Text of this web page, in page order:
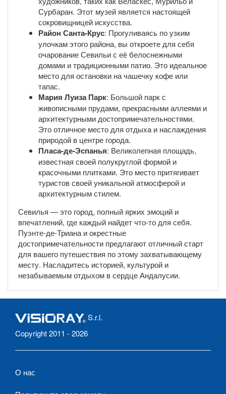
Сурбаран. Этот музей является настоящей
сокровищницей искусства.
Район Санта-Крус: Прогуливаясь по узким
улочкам этого района, вы откроете для себя
очарование Севильи с её белоснежными
домами и традиционными патио. Это идеальное
место для остановки на чашечку кофе или
тапас.
Мария Луиза Парк: Большой парк с
живописными прудами, прекрасными аллеями и
архитектурными достопримечательностями.
Это отличное место для отдыха и наслаждения
природой в центре города.
Пласа-де-Эспанья: Великолепная площадь,
известная своей полукруглой формой и
красочными плитками. Это место притягивает
туристов своей уникальной атмосферой и
архитектурным стилем.
Севилья — это город, полный ярких эмоций и
впечатлений, где каждый найдет что-то для себя.
Пуэнте-де-Триана и окрестные
достопримечательности предлагают отличный старт
для вашего путешествия по этому захватывающему
месту. Насладитесь историей, культурой и
незабываемым отдыхом в сердце Андалусии.
S.r.l.
Copyright 2011 - 2026
О нас